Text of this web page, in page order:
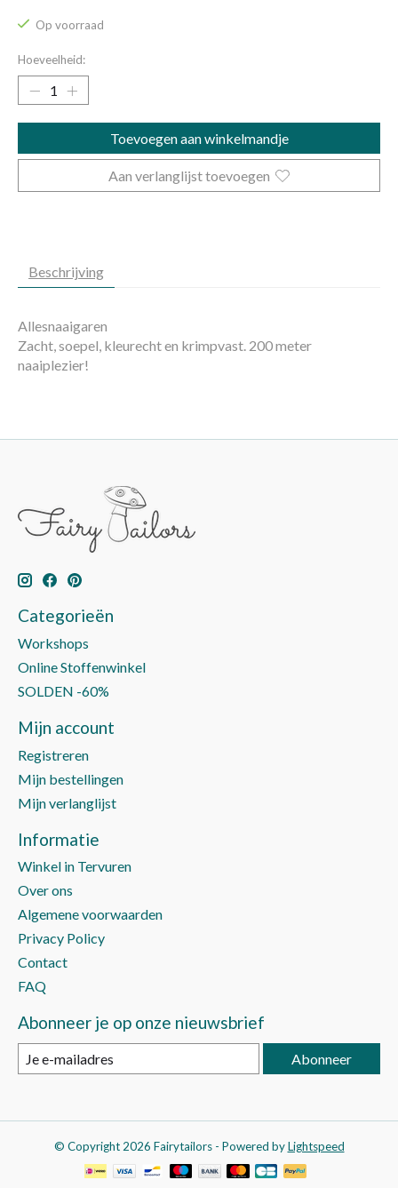
Op voorraad
Hoeveelheid:
Toevoegen aan winkelmandje
Aan verlanglijst toevoegen
Beschrijving
Allesnaaigaren
Zacht, soepel, kleurecht en krimpvast. 200 meter
naaiplezier!
Categorieën
Workshops
Online Stoffenwinkel
SOLDEN -60%
Mijn account
Registreren
Mijn bestellingen
Mijn verlanglijst
Informatie
Winkel in Tervuren
Over ons
Algemene voorwaarden
Privacy Policy
Contact
FAQ
Abonneer je op onze nieuwsbrief
Abonneer
© Copyright 2026 Fairytailors - Powered byLightspeed